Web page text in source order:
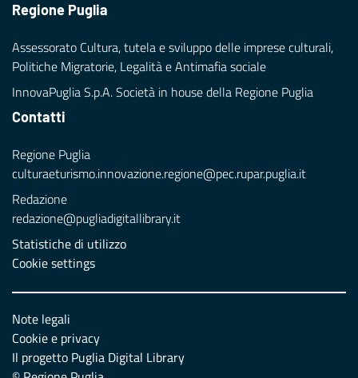
Regione Puglia
Assessorato Cultura, tutela e sviluppo delle imprese culturali,
Politiche Migratorie, Legalità e Antimafia sociale
InnovaPuglia S.p.A. Società in house della Regione Puglia
Contatti
Regione Puglia
culturaeturismo.innovazione.regione@pec.rupar.puglia.it
Redazione
redazione@pugliadigitallibrary.it
Statistiche di utilizzo
Cookie settings
Note legali
Cookie e privacy
Il progetto Puglia Digital Library